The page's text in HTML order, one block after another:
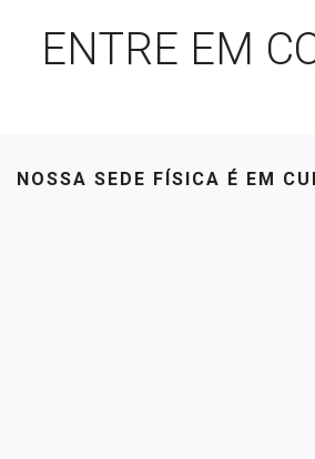
ENTRE EM
NOSSA SEDE FÍSICA É EM